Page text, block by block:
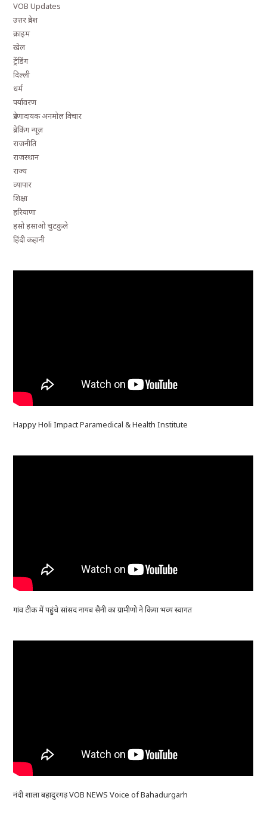
VOB Updates
उत्तर प्रदेश
क्राइम
खेल
ट्रेंडिंग
दिल्ली
धर्म
पर्यावरण
प्रेरणादायक अनमोल विचार
ब्रेकिंग न्यूज़
राजनीति
राजस्थान
राज्य
व्यापार
शिक्षा
हरियाणा
हसो हसाओ चुटकुले
हिंदी कहानी
Happy Holi Impact Paramedical & Health Institute
गांव टीक में पहुंचे सांसद नायब सैनी का ग्रामीणो ने किया भव्य स्वागत
नंदी शाला बहादुरगढ़ VOB NEWS Voice of Bahadurgarh